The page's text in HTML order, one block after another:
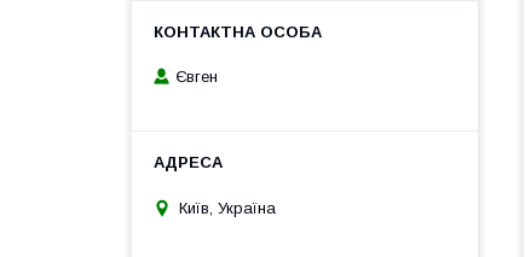
Євген
Київ, Україна